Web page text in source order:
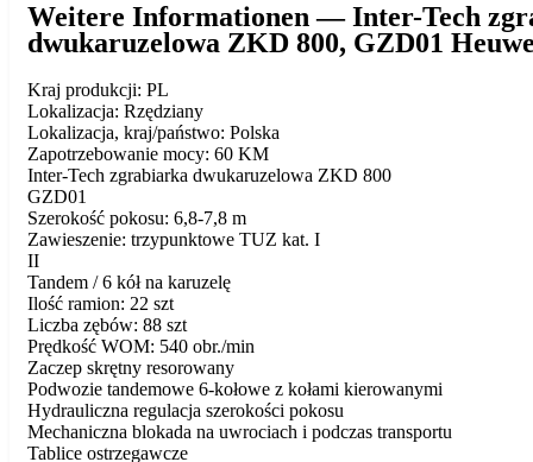
Weitere Informationen — Inter-Tech
dwukaruzelowa ZKD 800, GZD01
Kraj produkcji: PL
Lokalizacja: Rzędziany
Lokalizacja, kraj/państwo: Polska
Zapotrzebowanie mocy: 60 KM
Inter-Tech zgrabiarka dwukaruzelowa ZKD 800
GZD01
Szerokość pokosu: 6,8-7,8 m
Zawieszenie: trzypunktowe TUZ kat. I
II
Tandem / 6 kół na karuzelę
Ilość ramion: 22 szt
Liczba zębów: 88 szt
Prędkość WOM: 540 obr./min
Zaczep skrętny resorowany
Podwozie tandemowe 6-kołowe z kołami kierowanymi
Hydrauliczna regulacja szerokości pokosu
Mechaniczna blokada na uwrociach i podczas transportu
Tablice ostrzegawcze